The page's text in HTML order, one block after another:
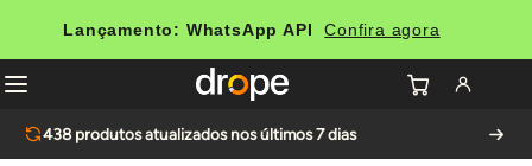
Lançamento: WhatsApp API Confira agora
438 produtos atualizados nos últimos 7 dias